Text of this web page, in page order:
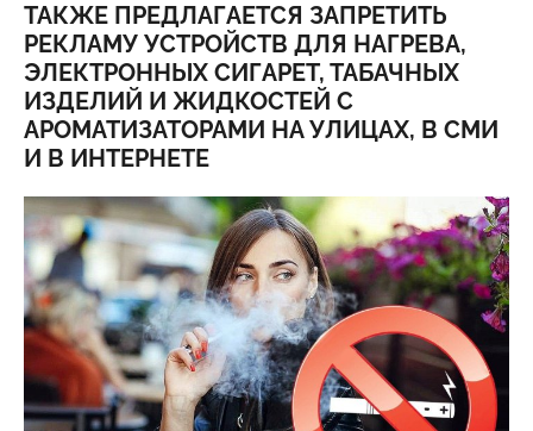
ТАКЖЕ ПРЕДЛАГАЕТСЯ ЗАПРЕТИТЬ
РЕКЛАМУ УСТРОЙСТВ ДЛЯ НАГРЕВА,
ЭЛЕКТРОННЫХ СИГАРЕТ, ТАБАЧНЫХ
ИЗДЕЛИЙ И ЖИДКОСТЕЙ С
АРОМАТИЗАТОРАМИ НА УЛИЦАХ, В СМИ
И В ИНТЕРНЕТЕ